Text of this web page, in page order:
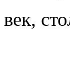
век,